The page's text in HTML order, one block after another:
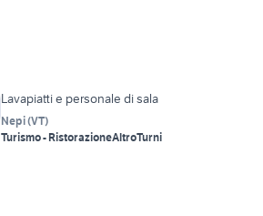
Lavapiatti e personale di sala
Nepi(VT)
Turismo - RistorazioneAltroTurni